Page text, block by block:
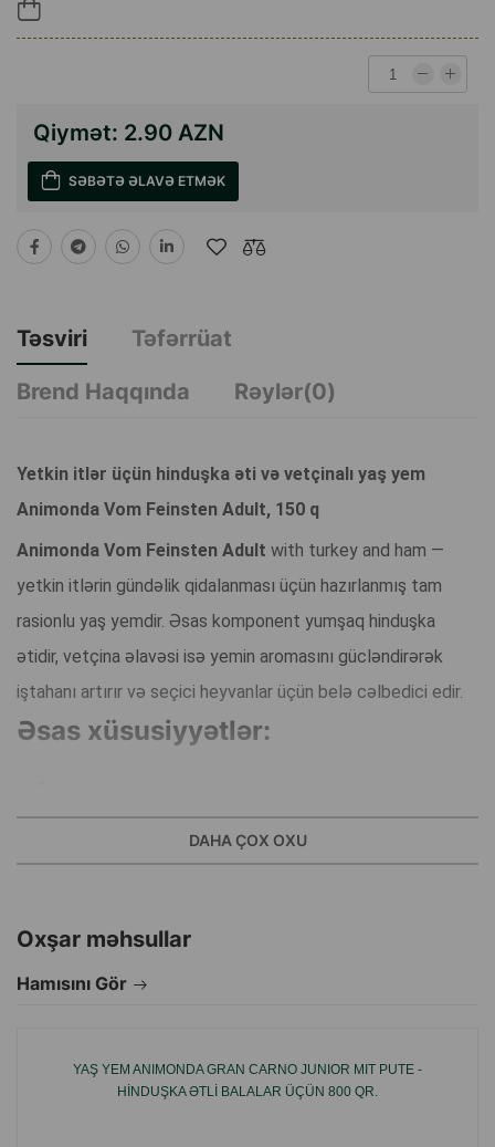
Qiymət: 2.90 AZN
SƏBƏTƏ ƏLAVƏ ETMƏK
Təsviri
Təfərrüat
Brend Haqqında
Rəylər(0)
Yetkin itlər üçün hinduşka əti və vetçinalı yaş yem
Animonda Vom Feinsten Adult, 150 q
Animonda Vom Feinsten Adult with turkey and ham —
yetkin itlərin gündəlik qidalanması üçün hazırlanmış tam
rasionlu yaş yemdir. Əsas komponent yumşaq hinduşka
ətidir, vetçina əlavəsi isə yemin aromasını gücləndirərək
iştahanı artırır və seçici heyvanlar üçün belə cəlbedici edir.
Əsas xüsusiyyətlər:
Stabil fiziki aktivlik dövründə olan itlər üçün nəzərdə
Vetçinanın əlavə olunması dad profilini gücləndirir və
Yumşaq, vahid konsistensiya qida qəbulunu asanlaşdırır.
DAHA ÇOX OXU
Oxşar məhsullar
Hamısını Gör
YAŞ YEM ANIMONDA GRAN CARNO JUNIOR MIT PUTE -
HINDUŞKA ƏTLI BALALAR ÜÇÜN 800 QR.